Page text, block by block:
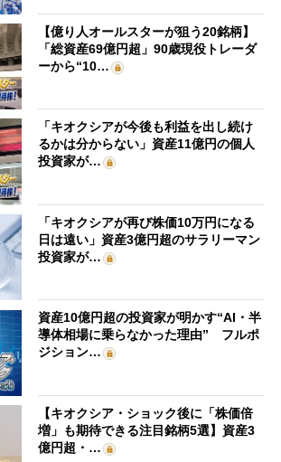
【億り人オールスターが狙う20銘柄】
「総資産69億円超」90歳現役トレーダ
ーから“10…
「キオクシアが今後も利益を出し続け
るかは分からない」資産11億円の個人
投資家が…
「キオクシアが再び株価10万円になる
日は遠い」資産3億円超のサラリーマン
投資家が…
資産10億円超の投資家が明かす“AI・半
導体相場に乗らなかった理由” フルポ
ジション…
【キオクシア・ショック後に「株価倍
増」も期待できる注目銘柄5選】資産3
億円超・…